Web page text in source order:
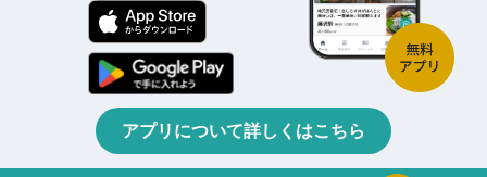
アプリについて詳しくはこちら